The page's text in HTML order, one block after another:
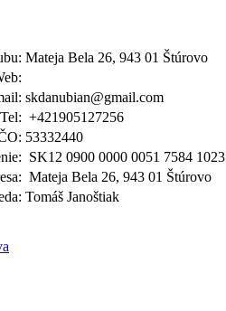
Mateja Bela 26, 943 01 Štúrovo
skdanubian@gmail.com
Tel: +421905127256
53332440
SK12 0900 0000 0051 7584 1023
Mateja Bela 26, 943 01 Štúrovo
Tomáš Janoštiak